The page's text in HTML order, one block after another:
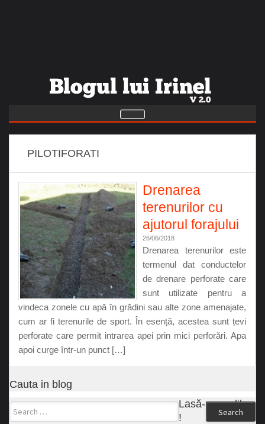
PILOTIFORATI
Drenarea
terenurilor cu
ajutorul forajului
26/06/2018
Drenarea terenurilor este
termenul dat conductelor
de drenare perforate care
sunt utilizate pentru a
vindeca zonele cu apă în grădini sau alte zone amenajate,
cum ar fi terenurile de sport. În esență, acestea sunt țevi
perforate care permit intrarea apei prin mici perforări. Apa
apoi curge într-un punct […]
Cauta in blog
Search
Lasă-ne un like
!